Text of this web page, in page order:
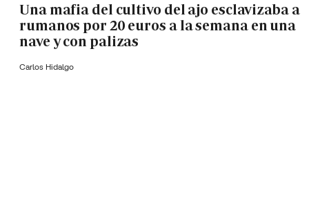
Una mafia del cultivo del ajo esclavizaba a
rumanos por 20 euros a la semana en una
nave y con palizas
Carlos Hidalgo